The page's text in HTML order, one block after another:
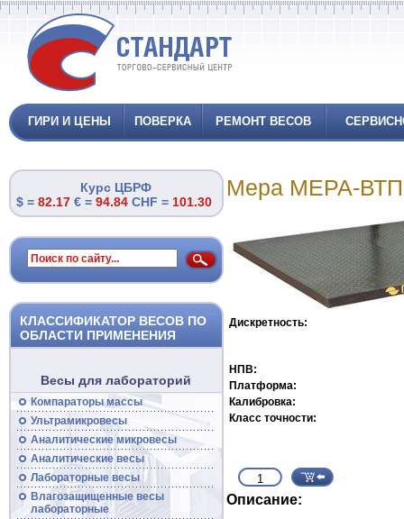
ГИРИ И ЦЕНЫ ПОВЕРКА РЕМОНТ ВЕСОВ
Курс ЦБРФ
$ = 82.17 € = 94.84 CHF = 101.30
КЛАССИФИКАТОР ВЕСОВ ПО
ОБЛАСТИ ПРИМЕНЕНИЯ
Весы для лабораторий
Компараторы массы
Ультрамикровесы
Аналитические микровесы
Аналитические весы
Лабораторные весы
Влагозащищенные весы
лабораторные
Мера МЕРА-
Дискретность:
НПВ:
Платформа:
Калибровка:
Класс точности:
Описание: